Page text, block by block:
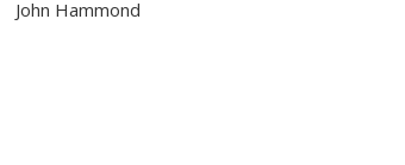
John Hammond